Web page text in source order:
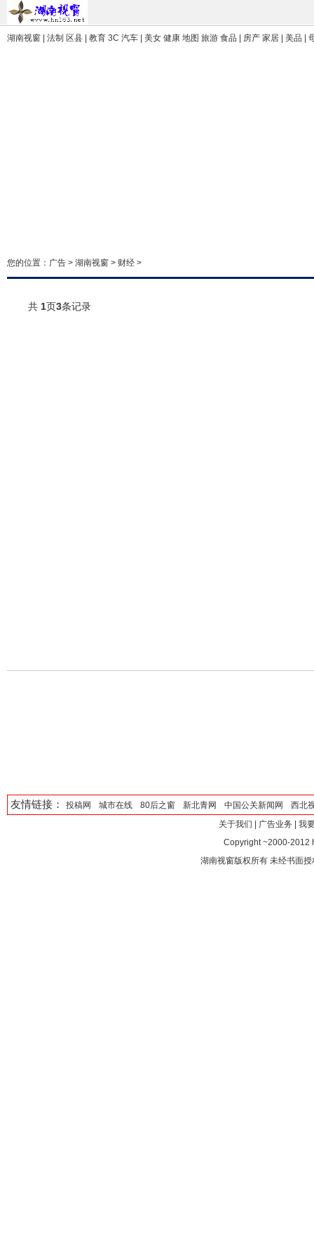
湖南视窗 | 法制 区县 | 教育 3C 汽车 | 美女 健康 地图 旅游 食品 | 房产 家居 | 美品 |
您的位置： 广告 > 湖南视窗 > 财经 >
共 1页3条记录
友情链接： 投稿网 城市在线 80后之窗 新北青网 中国公关新闻网
西北
关于我们
广告业务
我
Copyright ~2000-2012
湖南视窗版权所有 未经书面